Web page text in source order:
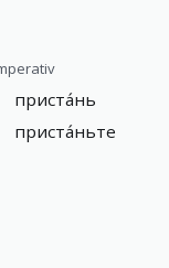
приста́нь
приста́ньте